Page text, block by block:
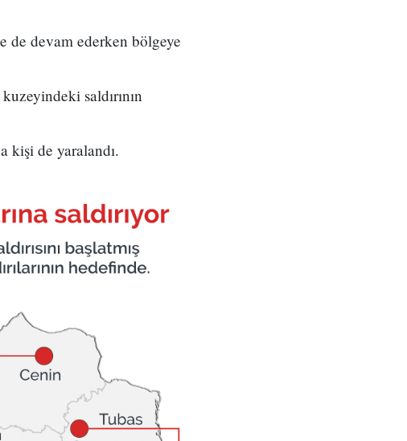
de devam ederken bölgeye
saldırının
kişi de yaralandı.